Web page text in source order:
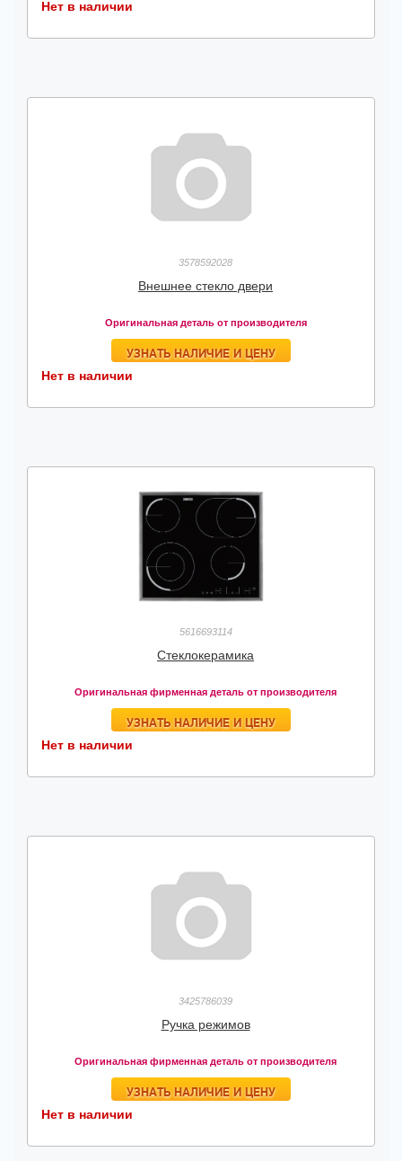
Нет в наличии
3578592028
Внешнее стекло двери
Оригинальная деталь от производителя
УЗНАТЬ НАЛИЧИЕ И ЦЕНУ
Нет в наличии
5616693114
Стеклокерамика
Оригинальная фирменная деталь от производителя
УЗНАТЬ НАЛИЧИЕ И ЦЕНУ
Нет в наличии
3425786039
Ручка режимов
Оригинальная фирменная деталь от производителя
УЗНАТЬ НАЛИЧИЕ И ЦЕНУ
Нет в наличии